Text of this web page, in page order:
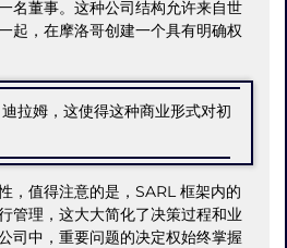
名董事。这种公司结构允许来自世
起，在摩洛哥创建一个具有明确权
拉姆，这使得这种商业形式对初
，值得注意的是，SARL 框架内的
管理，这大大简化了决策过程和业
司中，重要问题的决定权始终掌握